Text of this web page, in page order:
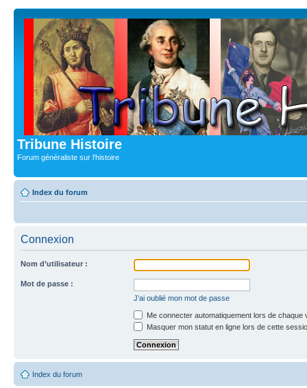
Tribune Histoire
Forum généraliste sur l'histoire
Index du forum
Connexion
Nom d’utilisateur :
Mot de passe :
J’ai oublié mon mot de passe
Me connecter automatiquement lors de chaque
Masquer mon statut en ligne lors de cette
Index du forum